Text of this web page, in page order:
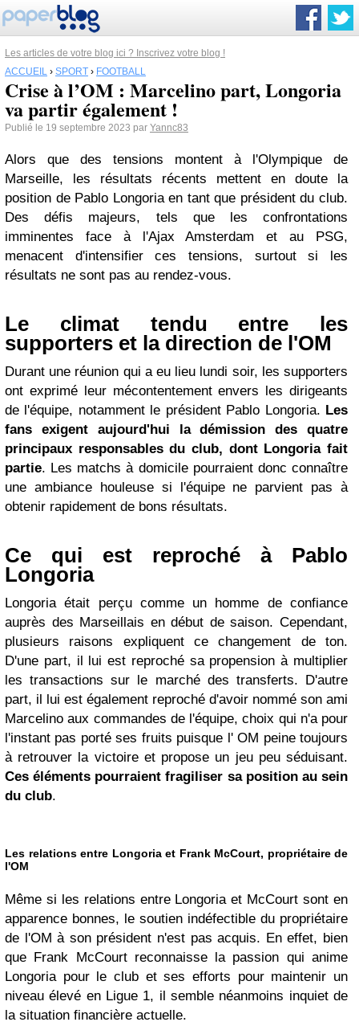
Les articles de votre blog ici ? Inscrivez votre blog !
ACCUEIL › SPORT › FOOTBALL
Crise à l’OM : Marcelino part, Longoria
va partir également !
Publié le 19 septembre 2023 par Yannc83
Alors que des tensions montent à l'Olympique de
Marseille, les résultats récents mettent en doute la
position de Pablo Longoria en tant que président du club.
Des défis majeurs, tels que les confrontations
imminentes face à l'Ajax Amsterdam et au PSG,
menacent d'intensifier ces tensions, surtout si les
résultats ne sont pas au rendez-vous.
Le climat tendu entre les
supporters et la direction de l'OM
Durant une réunion qui a eu lieu lundi soir, les supporters
ont exprimé leur mécontentement envers les dirigeants
de l'équipe, notamment le président Pablo Longoria. Les
fans exigent aujourd'hui la démission des quatre
principaux responsables du club, dont Longoria fait
partie. Les matchs à domicile pourraient donc connaître
une ambiance houleuse si l'équipe ne parvient pas à
obtenir rapidement de bons résultats.
Ce qui est reproché à Pablo
Longoria
Longoria était perçu comme un homme de confiance
auprès des Marseillais en début de saison. Cependant,
plusieurs raisons expliquent ce changement de ton.
D'une part, il lui est reproché sa propension à multiplier
les transactions sur le marché des transferts. D'autre
part, il lui est également reproché d'avoir nommé son ami
Marcelino aux commandes de l'équipe, choix qui n'a pour
l'instant pas porté ses fruits puisque l' OM peine toujours
à retrouver la victoire et propose un jeu peu séduisant.
Ces éléments pourraient fragiliser sa position au sein
du club.
Les relations entre Longoria et Frank McCourt, propriétaire de
l'OM
Même si les relations entre Longoria et McCourt sont en
apparence bonnes, le soutien indéfectible du propriétaire
de l'OM à son président n'est pas acquis. En effet, bien
que Frank McCourt reconnaisse la passion qui anime
Longoria pour le club et ses efforts pour maintenir un
niveau élevé en Ligue 1, il semble néanmoins inquiet de
la situation financière actuelle.